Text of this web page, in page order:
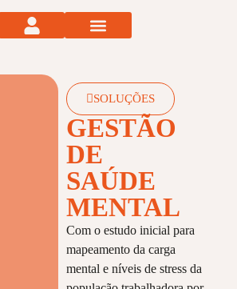
SOLUÇÕES
GESTÃO
DE
SAÚDE
MENTAL
Com o estudo inicial para
mapeamento da carga
mental e níveis de stress da